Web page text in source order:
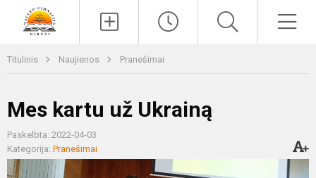
Titulinis Naujienos Pranešimai
Mes kartu už Ukrainą
Paskelbta: 2022-04-03
Kategorija: Pranešimai